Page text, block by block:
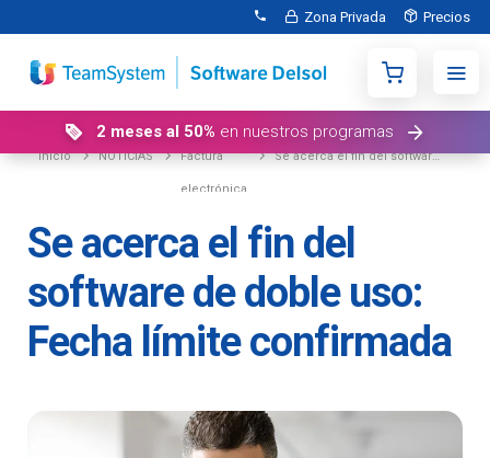
Zona Privada Precios
2 meses al 50% en nuestros programas
Inicio NOTICIAS Factura
electrónica
Se acerca el fin del software de doble uso: Fecha límite confirmada
Se acerca el fin del
software de doble uso:
Fecha límite confirmada